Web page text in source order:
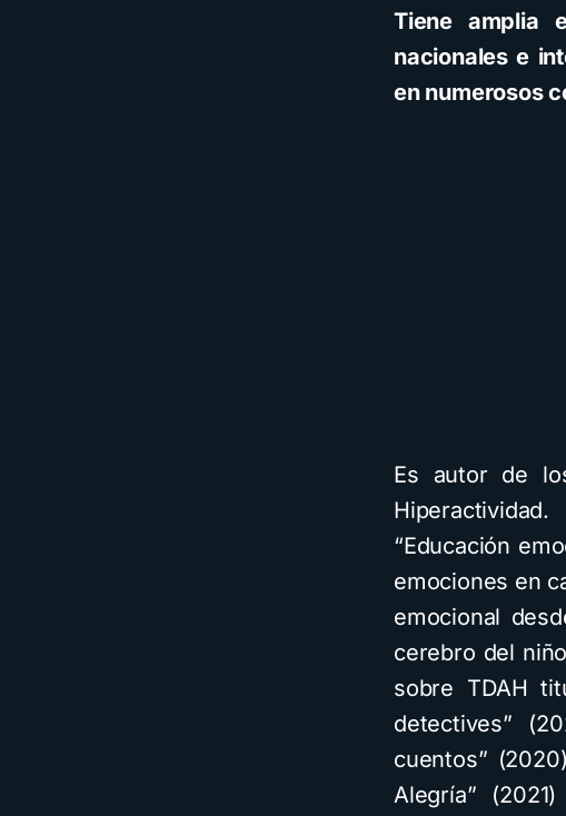
Tiene amplia
nacionales e
en numerosos
Es autor de
“Educación
emociones en
emocional
cerebro del
sobre TDAH
detectives”
cuentos”
Alegría”